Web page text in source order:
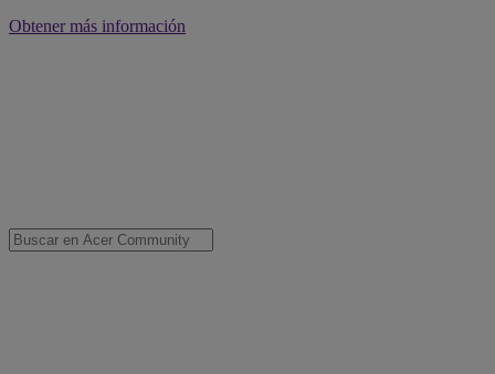
Obtener más información